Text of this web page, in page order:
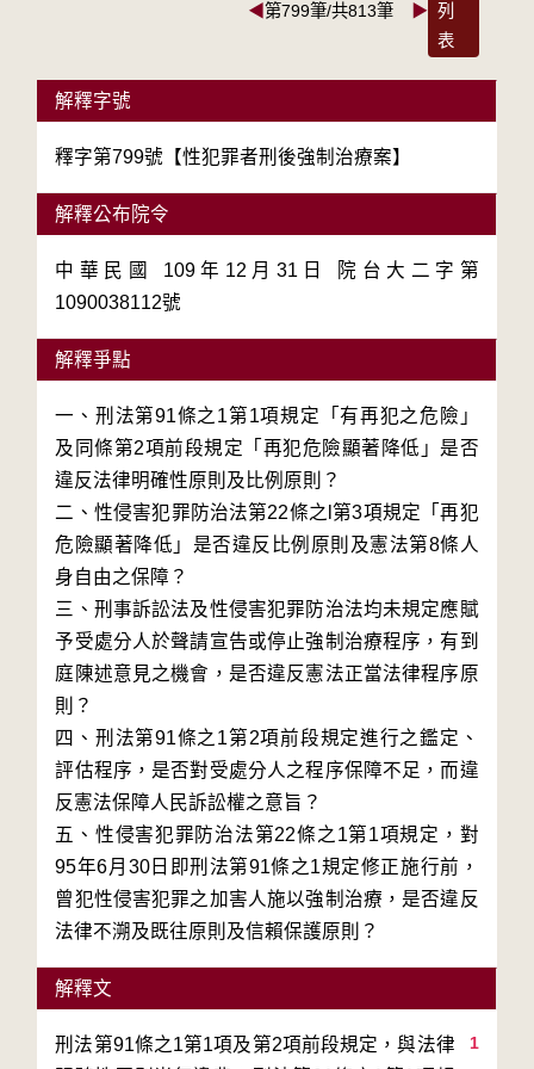
◀第799筆/共813筆 ▶ 列
表
解釋字號
釋字第799號【性犯罪者刑後強制治療案】
解釋公布院令
中華民國 109年12月31日 院台大二字第
1090038112號
解釋爭點
一、刑法第91條之1第1項規定「有再犯之危險」
及同條第2項前段規定「再犯危險顯著降低」是否
違反法律明確性原則及比例原則？
二、性侵害犯罪防治法第22條之l第3項規定「再犯
危險顯著降低」是否違反比例原則及憲法第8條人
身自由之保障？
三、刑事訴訟法及性侵害犯罪防治法均未規定應賦
予受處分人於聲請宣告或停止強制治療程序，有到
庭陳述意見之機會，是否違反憲法正當法律程序原
則？
四、刑法第91條之1第2項前段規定進行之鑑定、
評估程序，是否對受處分人之程序保障不足，而違
反憲法保障人民訴訟權之意旨？
五、性侵害犯罪防治法第22條之1第1項規定，對
95年6月30日即刑法第91條之1規定修正施行前，
曾犯性侵害犯罪之加害人施以強制治療，是否違反
法律不溯及既往原則及信賴保護原則？
解釋文
1
刑法第91條之1第1項及第2項前段規定，與法律